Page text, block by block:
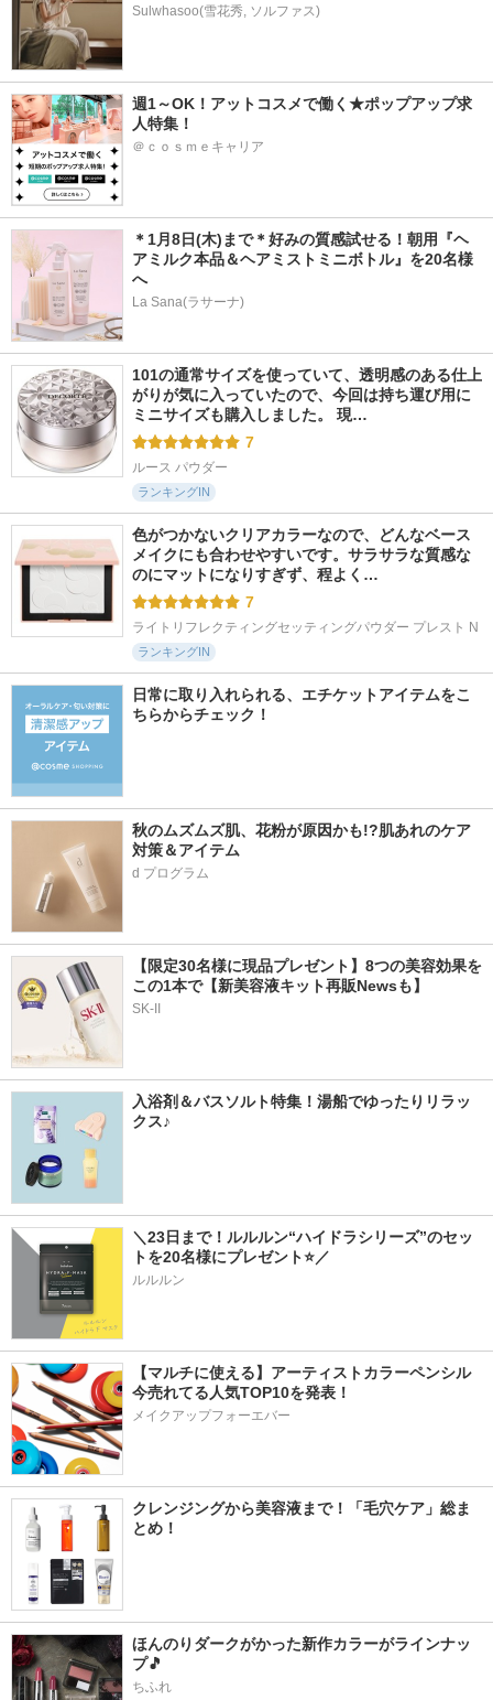
Sulwhasoo(雪花秀, ソルファス)
週1～OK！アットコスメで働く★ポップアップ求
人特集！
＠ｃｏｓｍｅキャリア
＊1月8日(木)まで＊好みの質感試せる！朝用『ヘ
アミルク本品＆ヘアミストミニボトル』を20名様
へ
La Sana(ラサーナ)
101の通常サイズを使っていて、透明感のある仕上
がりが気に入っていたので、今回は持ち運び用に
ミニサイズも購入しました。 現…
7
ルース パウダー
ランキングIN
色がつかないクリアカラーなので、どんなベース
メイクにも合わせやすいです。サラサラな質感な
のにマットになりすぎず、程よく…
7
ライトリフレクティングセッティングパウダー プレスト N
ランキングIN
日常に取り入れられる、エチケットアイテムをこ
ちらからチェック！
秋のムズムズ肌、花粉が原因かも!?肌あれのケア
対策＆アイテム
d プログラム
【限定30名様に現品プレゼント】8つの美容効果を
この1本で【新美容液キット再販Newsも】
SK-II
入浴剤＆バスソルト特集！湯船でゆったりリラッ
クス♪
＼23日まで！ルルルン“ハイドラシリーズ”のセッ
トを20名様にプレゼント⭐／
ルルルン
【マルチに使える】アーティストカラーペンシル
今売れてる人気TOP10を発表！
メイクアップフォーエバー
クレンジングから美容液まで！「毛穴ケア」総ま
とめ！
ほんのりダークがかった新作カラーがラインナッ
プ🎵
ちふれ